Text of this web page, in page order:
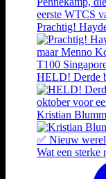
Prachtig!
HELD! Derde
Kristian
Wat een sterke